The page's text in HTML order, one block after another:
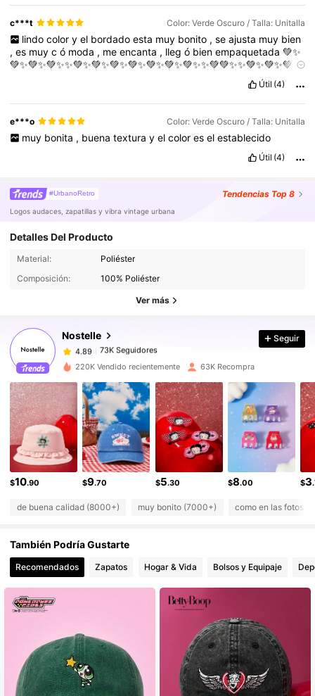
c***t Color: Verde Oscuro / Talla: Unitalla
lindo color y el bordado esta muy bonito , se ajusta muy bien
,es muycó moda , meencanta , llegó bienempaquetada💚✨
💚✨💚✨💚✨✨💚✨💚✨💚✨💚✨💚✨💚✨💚✨✨💚💚✨✨💚✨💚✨💚✨
💚✨💚✨💚😚💚✨💚✨💚✨💚✨💚✨💚✨💚✨💚✨💚✨💚✨💚✨💚✨💚✨
💚✨💚😚💚⭐💚⭐💚⭐💚⭐💚⭐💚⭐💚⭐💚⭐⭐💚⭐💚⭐💚⭐💚⭐💚⭐💚⭐💚
⭐⭐💚⭐💚⭐💚
Útil (4)
e***o Color: Verde Oscuro / Talla: Unitalla
muy bonita , buena textura y el color es el establecido
Útil (4)
#UrbanoRetro Tendencias Top 8
Logos audaces, zapatillas y vibra vintage urbana
Detalles Del Producto
Material:
Poliéster
Composición:
100% Poliéster
Ver más
Nostelle
73K Seguidores
73K Seguidores
73K Seguidores
4.89
73K Seguidores
4.89
73K Seguidores
4.89 73K Seguidores
4.89 73K Seguidores
4.89 73K Seguidores
4.89 73K Seguidores
4.89 73K Seguidores
Seguir
220K Vendido recientemente 63K Recompra
$10.90 $9.70 $5.30 $8.00 $3
de buena calidad (8000+) muy bonito (7000+) como en las fotos
También Podría Gustarte
Recomendados Zapatos Hogar & Vida Bolsos y Equipaje